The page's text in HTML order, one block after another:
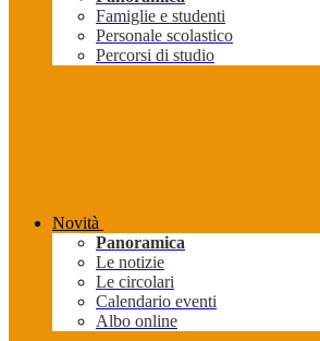
Famiglie e studenti
Personale scolastico
Percorsi di studio
Novità
Panoramica
Le notizie
Le circolari
Calendario eventi
Albo online